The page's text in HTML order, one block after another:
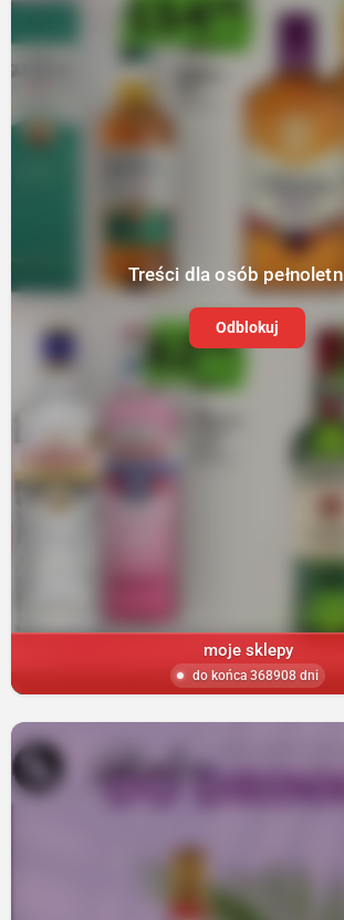
Treści dla osób
Odblokuj
moje sklepy
do końca 368908 dni